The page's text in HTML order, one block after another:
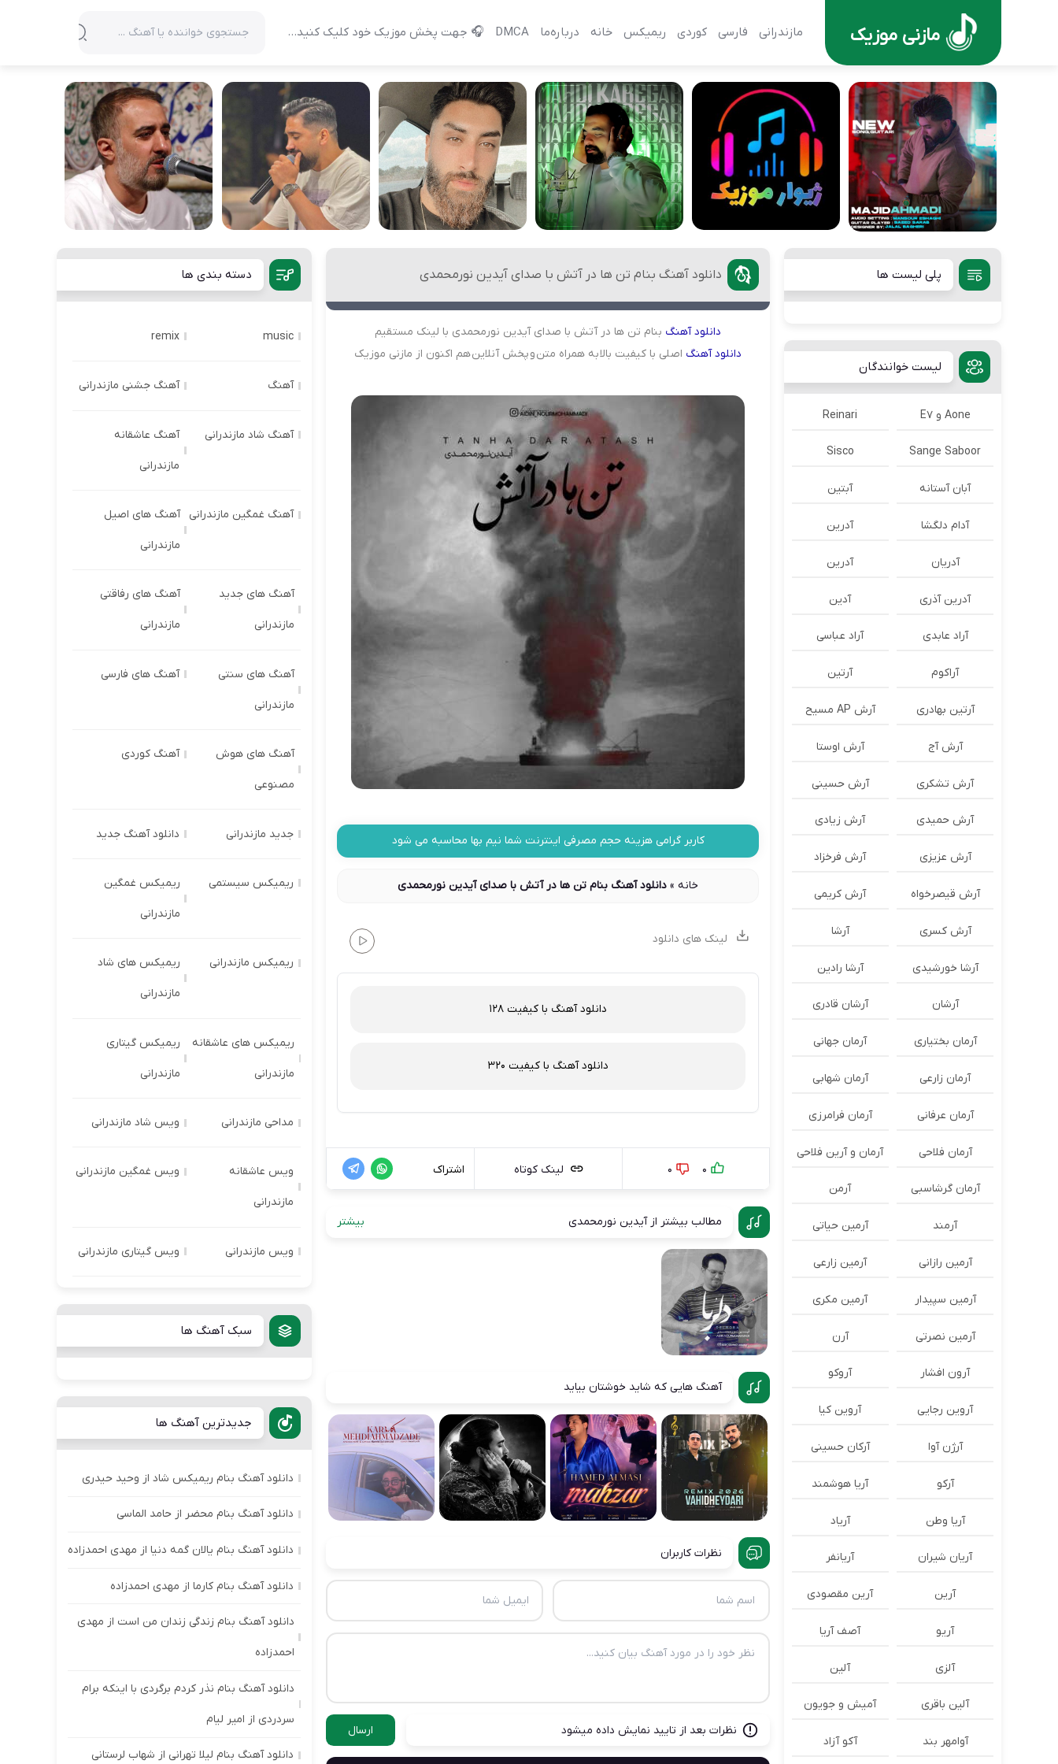
مازنی موزیک مازندرانی فارسی کوردی ریمیکس خانه درباره‌‌ما DMCA 🎧 جهت پخش موزیک خود کلیک کنید…
دانلود آهنگ بنام تن ها در آتش با صدای آیدین نورمحمدی
دانلودآهنگ بنام تن ها در آتش با صدای آیدین نورمحمدی با لینک مستقیم
دانلودآهنگ اصلی با کیفیت بالا به همراه متن و پخش آنلاین هم اکنون از مازنی موزیک
کاربر گرامی هزینه حجم مصرفی اینترنت شما نیم بها محاسبه می شود
خانه » دانلود آهنگ بنام تن ها در آتش با صدای آیدین نورمحمدی
لینک های دانلود
دانلود آهنگ با کیفیت 128
دانلود آهنگ با کیفیت 320
0
0 لینک کوتاه اشتراک
مطالب بیشتر از آیدین نورمحمدی بیشتر
آهنگ هایی که شاید خوشتان بیاید
نظرات کاربران
نظرات بعد از تایید نمایش داده میشود ارسال
پلی لیست ها
لیست خوانندگان
Aone و E7 Reinari
Sange Saboor
Sisco
آبان آستانه آبتین
آدام دلگشا آدرين
آدریان آدرین
آدرین آذری آدین
آراد عابدی آراد عباسی
آراکوم آرتین
آرتین بهادری آرش AP مسیح
آرش آج آرش اوستا
آرش تشکری آرش حسینی
آرش حمیدی آرش زیادی
آرش عزیزی آرش فرخزاد
آرش قیصرخواه آرش کریمی
آرش کسری آرشا
آرشا خورشیدی آرشا رادین
آرشان آرشان قادری
آرمان بختیاری آرمان جهانی
آرمان زارعی آرمان شهابی
آرمان عرفانی آرمان فرامرزی
آرمان فلاحی آرمان و آرین فلاحی
آرمان گرشاسبی آرمن
آرمند آرمین حیاتی
آرمین رازانی آرمین زارعی
آرمین سپیدار آرمین مکری
آرمین نصرتی آرن
آرون افشار آروکو
آروین رجایی آروین کیا
آرژن آوا آرکان حسینی
آرکو آریا هوشمند
آریا وطن آریاد
آریان شیران آریانفر
آرین آرین مقصودی
آریو آصف آریا
آلزی آلین
آلین باقری آمیش و جویون
آوامهر بند آکو آزاد
دسته بندی ها
music
remix
آهنگ آهنگ جشنی مازندرانی
آهنگ شاد مازندرانی آهنگ عاشقانه
مازندرانی
آهنگ غمگین مازندرانی آهنگ های اصیل
مازندرانی
آهنگ های جدید
مازندرانی
آهنگ های رفاقتی
مازندرانی
آهنگ های سنتی
مازندرانی
آهنگ های فارسی
آهنگ های هوش
مصنوعی
آهنگ کوردی
جدید مازندرانی دانلود آهنگ جدید
ریمیکس سیستمی ریمیکس غمگین
مازندرانی
ریمیکس مازندرانی ریمیکس های شاد
مازندرانی
ریمیکس های عاشقانه
مازندرانی
ریمیکس گیتاری
مازندرانی
مداحی مازندرانی ویس شاد مازندرانی
ویس عاشقانه
مازندرانی
ویس غمگین مازندرانی
ویس مازندرانی ویس گیتاری مازندرانی
سبک آهنگ ها
جدیدترین آهنگ ها
دانلود آهنگ بنام ریمیکس شاد از وحید حیدری
دانلود آهنگ بنام محضر از حامد الماسی
دانلود آهنگ بنام یالان گمه دنیا از مهدی احمدزاده
دانلود آهنگ بنام کارما از مهدی احمدزاده
دانلود آهنگ بنام زندگی زندان من است از مهدی
احمدزاده
دانلود آهنگ بنام نذر کردم برگردی با اینکه برام
سردردی از امیر لیام
دانلود آهنگ بنام لیلا تهرانی از شهاب لرستانی